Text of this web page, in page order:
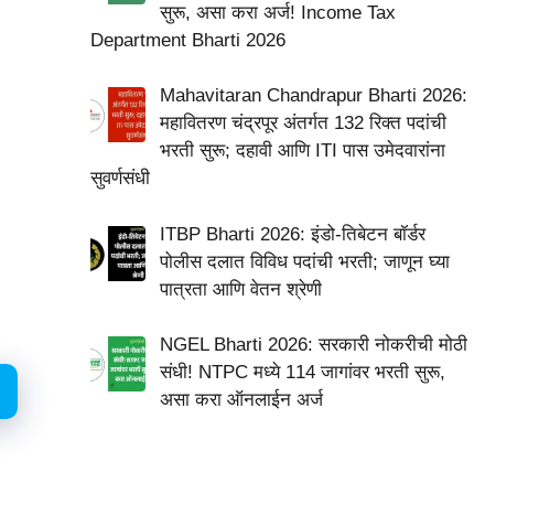
सुरू, असा करा अर्ज! Income Tax
Department Bharti 2026
Mahavitaran Chandrapur Bharti 2026:
महावितरण चंद्रपूर अंतर्गत 132 रिक्त पदांची
भरती सुरू; दहावी आणि ITI पास उमेदवारांना
सुवर्णसंधी
ITBP Bharti 2026: इंडो-तिबेटन बॉर्डर
पोलीस दलात विविध पदांची भरती; जाणून घ्या
पात्रता आणि वेतन श्रेणी
NGEL Bharti 2026: सरकारी नोकरीची मोठी
संधी! NTPC मध्ये 114 जागांवर भरती सुरू,
असा करा ऑनलाईन अर्ज